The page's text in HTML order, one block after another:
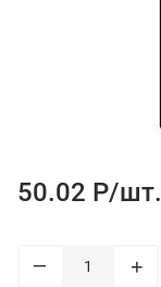
50.02 Р/шт.
– +